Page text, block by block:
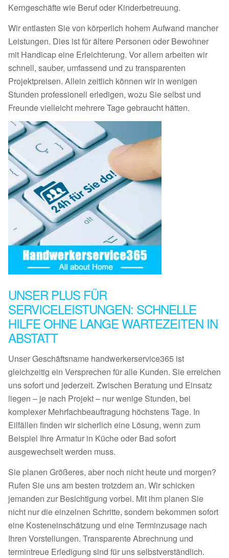
Kerngeschäfte wie Beruf oder Kinderbetreuung.
Wir entlasten Sie von körperlich hohem Aufwand mancher
Leistungen. Dies ist für ältere Personen oder Bewohner
mit Handicap eine Erleichterung. Vor allem arbeiten wir
schnell, sauber, umfassend und zu transparenten
Projektpreisen. Allein zeitlich können wir in wenigen
Stunden professionell erledigen, wozu Sie selbst und
Freunde vielleicht mehrere Tage gebraucht hätten.
UNSER PLUS FÜR
SERVICELEISTUNGEN: SCHNELLE
HILFE OHNE LANGE WARTEZEITEN IN
ABSTATT
Unser Geschäftsname handwerkerservice365 ist
gleichzeitig ein Versprechen für alle Kunden. Sie erreichen
uns sofort und jederzeit. Zwischen Beratung und Einsatz
liegen – je nach Projekt – nur wenige Stunden, bei
komplexer Mehrfachbeauftragung höchstens Tage. In
Eilfällen finden wir sicherlich eine Lösung, wenn zum
Beispiel Ihre Armatur in Küche oder Bad sofort
ausgewechselt werden muss.
Sie planen Größeres, aber noch nicht heute und morgen?
Rufen Sie uns am besten trotzdem an. Wir schicken
jemanden zur Besichtigung vorbei. Mit ihm planen Sie
nicht nur die einzelnen Schritte, sondern bekommen sofort
eine Kosteneinschätzung und eine Terminzusage nach
Ihren Vorstellungen. Transparente Abrechnung und
termintreue Erledigung sind für uns selbstverständlich.